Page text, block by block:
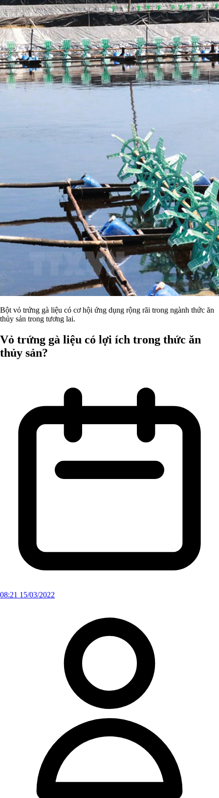
Bột vỏ trứng gà liệu có cơ hội ứng dụng rộng rãi trong ngành thức ăn
thủy sản trong tương lai.
Vỏ trứng gà liệu có lợi ích trong thức ăn
thủy sản?
08:21 15/03/2022